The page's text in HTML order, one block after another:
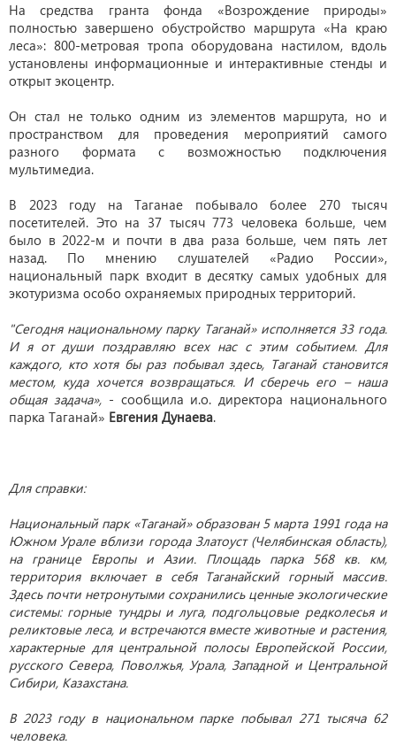
На средства гранта фонда «Возрождение природы»
полностью завершено обустройство маршрута «На краю
леса»: 800-метровая тропа оборудована настилом, вдоль
установлены информационные и интерактивные стенды и
открыт экоцентр.
Он стал не только одним из элементов маршрута, но и
пространством для проведения мероприятий самого
разного формата с возможностью подключения
мультимедиа.
В 2023 году на Таганае побывало более 270 тысяч
посетителей. Это на 37 тысяч 773 человека больше, чем
было в 2022-м и почти в два раза больше, чем пять лет
назад. По мнению слушателей «Радио России»,
национальный парк входит в десятку самых удобных для
экотуризма особо охраняемых природных территорий.
"Сегодня национальному парку Таганай» исполняется 33 года.
И я от души поздравляю всех нас с этим событием. Для
каждого, кто хотя бы раз побывал здесь, Таганай становится
местом, куда хочется возвращаться. И сберечь его – наша
общая задача»,- сообщила и.о. директора национального
парка Таганай» Евгения Дунаева.
Для справки:
Национальный парк «Таганай» образован 5 марта 1991 года на
Южном Урале вблизи города Златоуст (Челябинская область),
на границе Европы и Азии. Площадь парка 568 кв. км,
территория включает в себя Таганайский горный массив.
Здесь почти нетронутыми сохранились ценные экологические
системы: горные тундры и луга, подгольцовые редколесья и
реликтовые леса, и встречаются вместе животные и растения,
характерные для центральной полосы Европейской России,
русского Севера, Поволжья, Урала, Западной и Центральной
Сибири, Казахстана.
В 2023 году в национальном парке побывал 271 тысяча 62
человека.